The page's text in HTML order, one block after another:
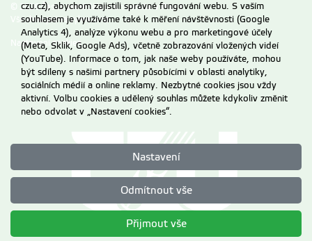
Fiala Tomáš
Ing.
fialatomas@fld.czu.cz
Kalábová Markéta
Ing. et Ing. Ph.D.
kalabova@fld.czu.cz
+420
224 38 3 751
© 2026 Česká zemědělská univerzita v Praze
Všechna práva vyhrazena
Nastavení cookies
czu.cz), abychom zajistili správné fungování webu. S vaším
souhlasem je využíváme také k měření návštěvnosti (Google
Analytics 4), analýze výkonu webu a pro marketingové účely
(Meta, Sklik, Google Ads), včetně zobrazování vložených videí
(YouTube). Informace o tom, jak naše weby používáte, mohou
být sdíleny s našimi partnery působícími v oblasti analytiky,
sociálních médií a online reklamy. Nezbytné cookies jsou vždy
aktivní. Volbu cookies a udělený souhlas můžete kdykoliv změnit
nebo odvolat v „Nastavení cookies“.
Nastavení
Odmítnout vše
Přijmout vše